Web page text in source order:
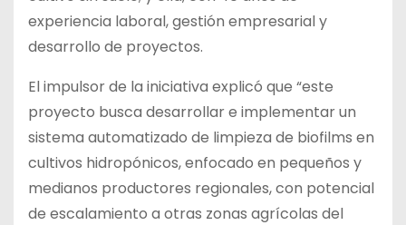
experiencia laboral, gestión empresarial y
desarrollo de proyectos.
El impulsor de la iniciativa explicó que “este
proyecto busca desarrollar e implementar un
sistema automatizado de limpieza de biofilms en
cultivos hidropónicos, enfocado en pequeños y
medianos productores regionales, con potencial
de escalamiento a otras zonas agrícolas del